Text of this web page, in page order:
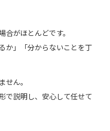
がほとんどです。
か」「分からないことを丁
ん。
で説明し、安心して任せて